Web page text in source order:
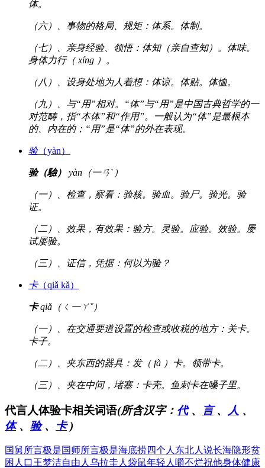
体。
（六）、事物的格局、规矩：体系。体制。
（七）、亲身经验、领悟：体知（亲自查知）。体味。
身体力行（ xíng ）。
（八）、设身处地为人着想：体谅。体贴。体恤。
（九）、与“用”相对。“体”与“用”是中国古典哲学的一
对范畴，指“本体”和“作用”。一般认为“体”是最根本
的、内在的；“用”是“体”的外在表现。
验（yàn）
验（驗） yàn（一ㄢˋ）
（一）、检查，察看：验核。验血。验尸。验光。验
证。
（二）、效果，有效果：验方。灵验。应验。效验。屡
试屡验。
（三）、证信，凭据：何以为验？
卡（qiǎ kǎ）
卡qiǎ（ㄑ一ㄚˇ）
（一）、在交通要道设置的检查或收税的地方：关卡。
卡子。
（二）、夹东西的器具：发（ fà ）卡。领带卡。
（三）、夹在中间，堵塞：卡壳。鱼刺卡在嗓子里。
代言人体验卡相关词语(所含汉字： 代、 言、 人 、
体、 验、 卡)
国舅所言极是国师所言极是海底捞四个人 东北人说长海隐形贫
困人口王梦洁自由人 乌拉圭人袋鼠年轻人嚼不烂祝他身体健康